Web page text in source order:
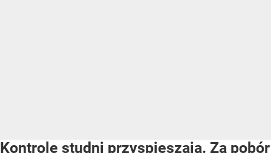
Kontrole studni przyspieszają. Za pobór